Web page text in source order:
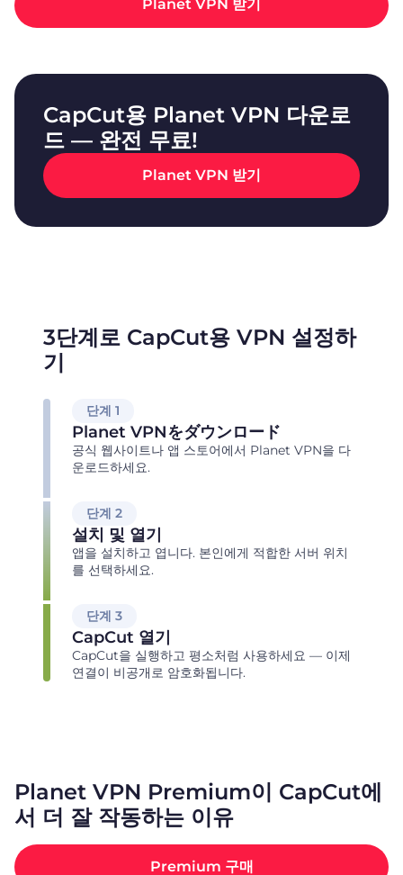
Planet VPN 받기
CapCut용 Planet VPN 다운로
드 — 완전 무료!
Planet VPN 받기
3단계로 CapCut용 VPN 설정하
기
단계 1
Planet VPNをダウンロード
공식 웹사이트나 앱 스토어에서 Planet VPN을 다
운로드하세요.
단계 2
설치 및 열기
앱을 설치하고 엽니다. 본인에게 적합한 서버 위치
를 선택하세요.
단계 3
CapCut 열기
CapCut을 실행하고 평소처럼 사용하세요 — 이제
연결이 비공개로 암호화됩니다.
Planet VPN Premium이 CapCut에
서 더 잘 작동하는 이유
Premium 구매